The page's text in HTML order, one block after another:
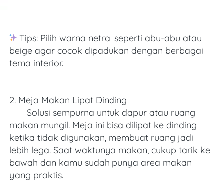
Tips: Pilih warna netral seperti abu-abu atau
beige agar cocok dipadukan dengan berbagai
tema interior.
2. Meja Makan Lipat Dinding
makan mungil. Meja ini bisa dilipat ke dinding
ketika tidak digunakan, membuat ruang jadi
lebih lega. Saat waktunya makan, cukup tarik ke
bawah dan kamu sudah punya area makan
yang praktis.